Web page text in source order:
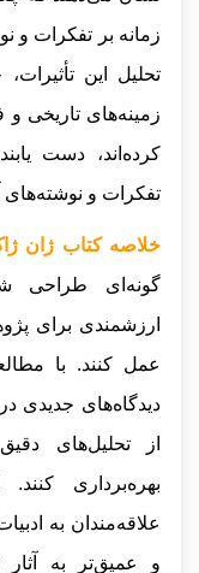
زمانه بر تفکرات و
تحلیل این
زمینه‌های تاریخی و
کرده‌اند، دست
تفکرات و نوشته‌های
خلاصه کتاب ژان
گونه‌ای طراحی
ارزشمندی برای
عمل کنند. با
دیدگاه‌های جدیدی
از تحلیل‌های
بهره‌برداری
علاقه‌مندان به
و عمیق‌تر به آثار